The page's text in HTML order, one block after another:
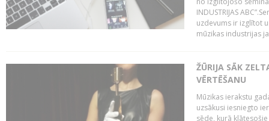
INDUSTRIJAS
uzdevums ir izglītot
mūzikas industrijas
ŽŪRIJA SĀK
VĒRTĒŠANU
Mūzikas ierakstu
uzsākusi iesniegto
sēde, kurā